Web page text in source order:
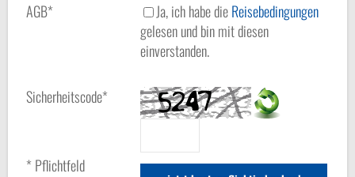
AGB*
Ja, ich habe dieReisebedingungen
gelesen und bin mit diesen
einverstanden.
Sicherheitscode*
* Pflichtfeld